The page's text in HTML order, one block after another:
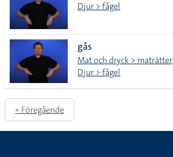
Djur > fågel
gås
Mat och dryck > maträtter
Djur > fågel
« Föregående